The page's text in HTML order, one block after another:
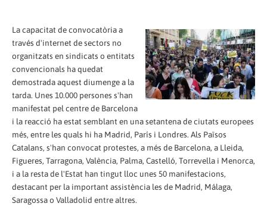
La capacitat de convocatòria a
través d'internet de sectors no
organitzats en sindicats o entitats
convencionals ha quedat
demostrada aquest diumenge a la
tarda. Unes 10.000 persones s'han
manifestat pel centre de Barcelona
i la reacció ha estat semblant en una setantena de ciutats europees
més, entre les quals hi ha Madrid, París i Londres. Als Països
Catalans, s'han convocat protestes, a més de Barcelona, a Lleida,
Figueres, Tarragona, València, Palma, Castelló, Torrevella i Menorca,
i a la resta de l'Estat han tingut lloc unes 50 manifestacions,
destacant per la important assistència les de Madrid, Málaga,
Saragossa o Valladolid entre altres.